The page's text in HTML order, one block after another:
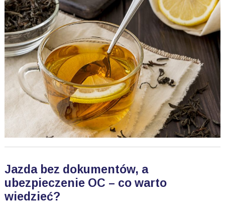
Jazda bez dokumentów, a
ubezpieczenie OC – co warto
wiedzieć?